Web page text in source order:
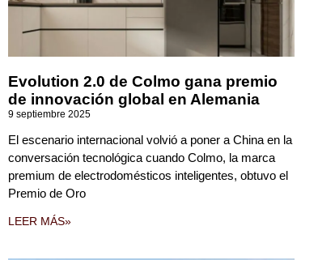
Evolution 2.0 de Colmo gana premio
de innovación global en Alemania
9 septiembre 2025
El escenario internacional volvió a poner a China en la
conversación tecnológica cuando Colmo, la marca
premium de electrodomésticos inteligentes, obtuvo el
Premio de Oro
LEER MÁS»